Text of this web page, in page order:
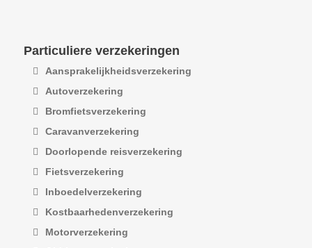
Particuliere verzekeringen
Aansprakelijkheidsverzekering
Autoverzekering
Bromfietsverzekering
Caravanverzekering
Doorlopende reisverzekering
Fietsverzekering
Inboedelverzekering
Kostbaarhedenverzekering
Motorverzekering